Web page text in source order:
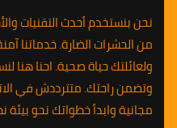
نحن بنستخدم أحدث التقنيات
من الحشرات الضارة. خدماتنا
ولعائلتك حياة صحية. احنا هنا
وتضمن راحتك. متترددش في
مجانية وابدأ خطواتك نحو